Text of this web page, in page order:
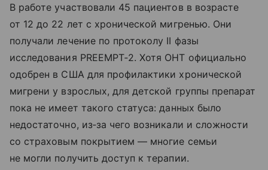
В работе участвовали 45 пациентов в возрасте
от 12 до 22 лет с хронической мигренью. Они
получали лечение по протоколу II фазы
исследования PREEMPT‑2. Хотя ОНТ официально
одобрен в США для профилактики хронической
мигрени у взрослых, для детской группы препарат
пока не имеет такого статуса: данных было
недостаточно, из‑за чего возникали и сложности
со страховым покрытием — многие семьи
не могли получить доступ к терапии.